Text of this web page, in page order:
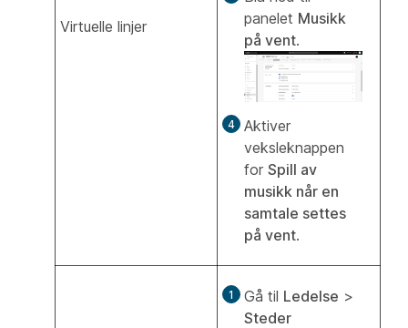
Virtuelle linjer
panelet Musikk
på vent.
Aktiver
veksleknappen
for Spill av
musikk når en
samtale settes
på vent.
Gå til Ledelse >
Steder